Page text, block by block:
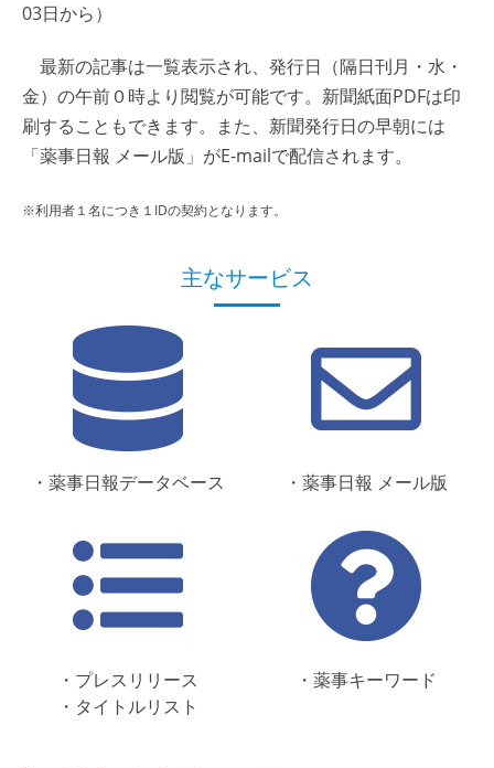
03日から）
最新の記事は一覧表示され、発行日（隔日刊月・水・
金）の午前０時より閲覧が可能です。新聞紙面PDFは印
刷することもできます。また、新聞発行日の早朝には
「薬事日報 メール版」がE-mailで配信されます。
※利用者１名につき１IDの契約となります。
主なサービス
・薬事日報データベース ・薬事日報 メール版
・プレスリリース
・タイトルリスト
・薬事キーワード